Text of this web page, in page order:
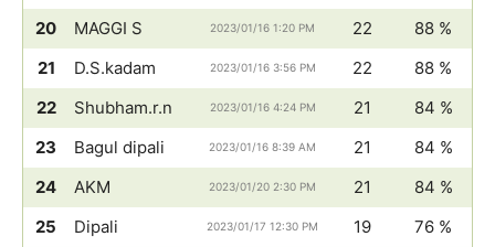
20
MAGGI S 2023/01/16 1:20 PM 22
88 %
21
D.S.kadam 2023/01/16 3:56 PM 22
88 %
22
Shubham.r.n 2023/01/16 4:24 PM 21
84 %
23
Bagul dipali 2023/01/16 8:39 AM 21
84 %
24
AKM 2023/01/20 2:30 PM 21
84 %
25
Dipali 2023/01/17 12:30 PM 19 76 %